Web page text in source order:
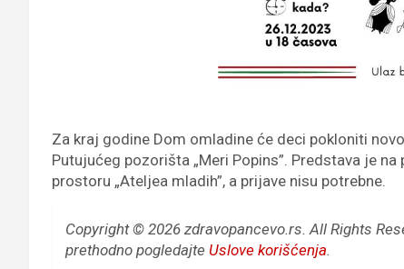
Za kraj godine Dom omladine će deci pokloniti
Putujućeg pozorišta „Meri Popins”. Predstava je
prostoru „Ateljea mladih”, a prijave nisu potrebne.
Copyright © 2026 zdravopancevo.rs. All Rights
prethodno pogledajte Uslove korišćenja.